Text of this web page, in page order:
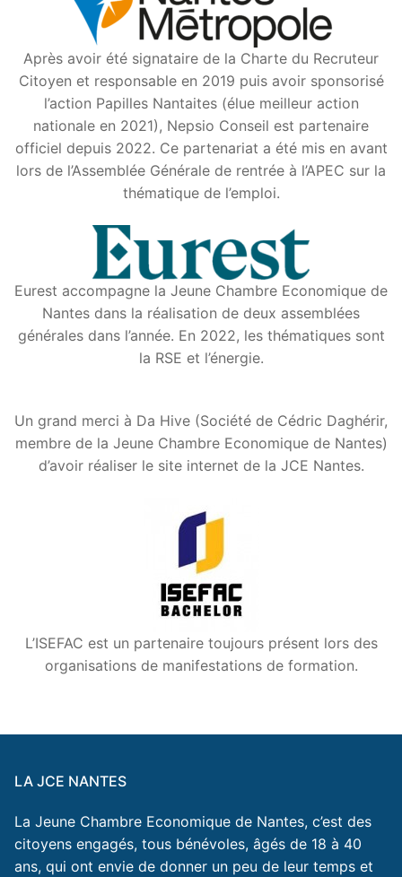
Après avoir été signataire de la Charte du Recruteur
Citoyen et responsable en 2019 puis avoir sponsorisé
l’action Papilles Nantaites (élue meilleur action
nationale en 2021), Nepsio Conseil est partenaire
officiel depuis 2022. Ce partenariat a été mis en avant
lors de l’Assemblée Générale de rentrée à l’APEC sur la
thématique de l’emploi.
Eurest accompagne la Jeune Chambre Economique de
Nantes dans la réalisation de deux assemblées
générales dans l’année. En 2022, les thématiques sont
la RSE et l’énergie.
Un grand merci à Da Hive (Société de Cédric Daghérir,
membre de la Jeune Chambre Economique de Nantes)
d’avoir réaliser le site internet de la JCE Nantes.
L’ISEFAC est un partenaire toujours présent lors des
organisations de manifestations de formation.
LA JCE NANTES
La Jeune Chambre Economique de Nantes, c’est des
citoyens engagés, tous bénévoles, âgés de 18 à 40
ans, qui ont envie de donner un peu de leur temps et